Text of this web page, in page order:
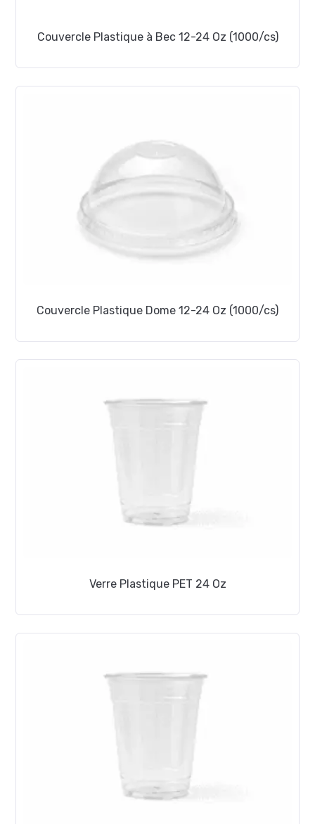
Couvercle Plastique à Bec 12-24 Oz (1000/cs)
Couvercle Plastique Dome 12-24 Oz (1000/cs)
Verre Plastique PET 24 Oz